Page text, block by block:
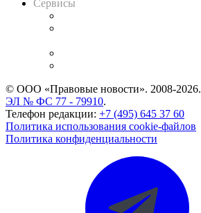
Сервисы
© ООО «Правовые новости». 2008-2026.
ЭЛ № ФС 77 - 79910.
Телефон редакции: +7 (495) 645 37 60
Политика использования cookie-файлов
Политика конфиденциальности